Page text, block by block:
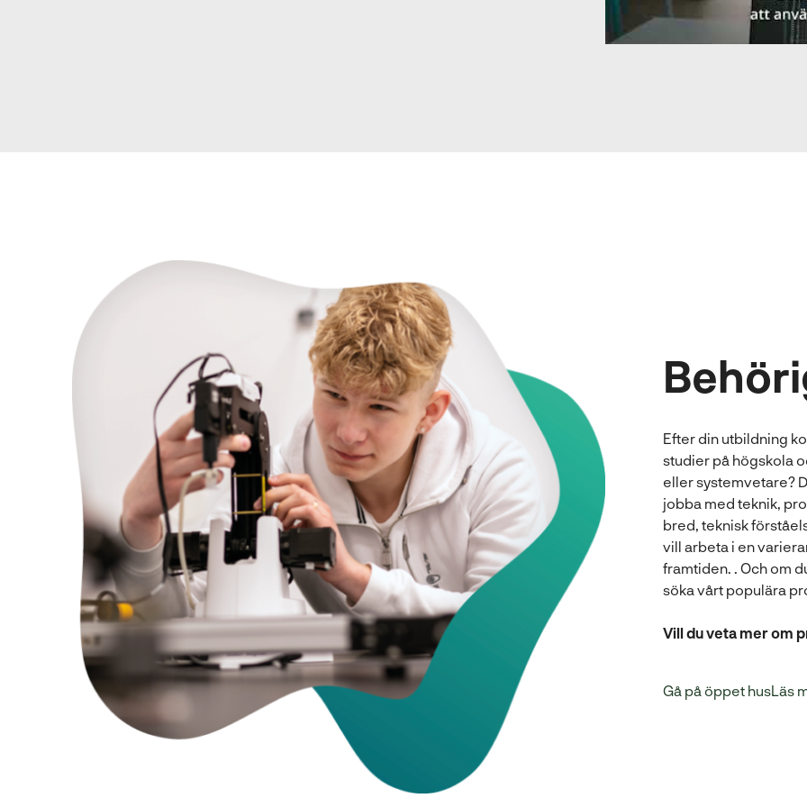
Efter din utbildning
studier på högskola
eller systemvetare?
jobba med teknik,
bred, teknisk
vill arbeta i en
framtiden. . Och om
söka vårt populära
Vill du veta mer om
Gå på öppet husLäs